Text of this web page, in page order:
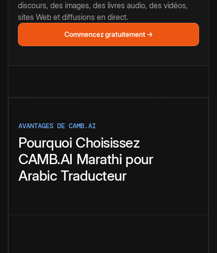
discours, des images, des livres audio, des vidéos,
sites Web et diffusions en direct.
Commencez gratuitement →
AVANTAGES DE CAMB.AI
Pourquoi Choisissez
CAMB.AI Marathi pour
Arabic Traducteur